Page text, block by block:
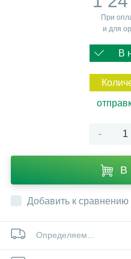
При
и для
В
-
В
Добавить к сравнению
Определяем...